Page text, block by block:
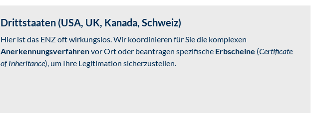
Drittstaaten (USA, UK, Kanada, Schweiz)
Hier ist das ENZ oft wirkungslos. Wir koordinieren für Sie die komplexen
Anerkennungsverfahrenvor Ort oder beantragen spezifische Erbscheine (Certificate
of Inheritance), um Ihre Legitimation sicherzustellen.